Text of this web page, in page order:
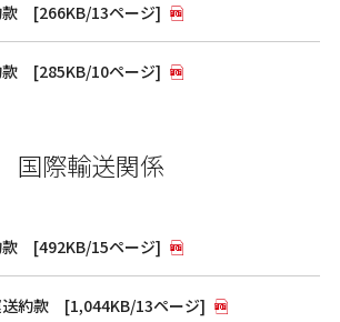
款 [266KB/13ページ]
款 [285KB/10ページ]
国際輸送関係
款 [492KB/15ページ]
送約款 [1,044KB/13ページ]